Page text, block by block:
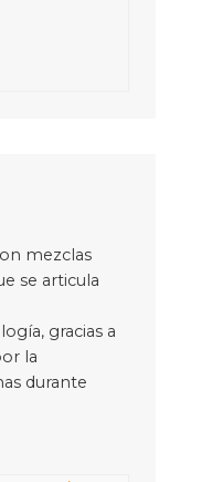
mezclas
se articula
gracias a
la
durante